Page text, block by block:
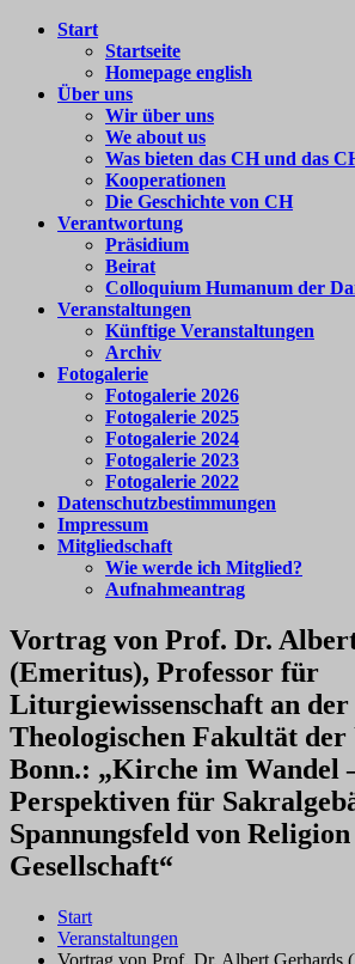
Zum
Colloquium
Humanum
e.V.
internationale
Begegnung
Start
Startseite
Homepage english
Über uns
Wir über uns
We about us
Was bieten das CH und das
Kooperationen
Die Geschichte von CH
Verantwortung
Präsidium
Beirat
Colloquium Humanum der
Veranstaltungen
Künftige Veranstaltungen
Archiv
Fotogalerie
Fotogalerie 2026
Fotogalerie 2025
Fotogalerie 2024
Fotogalerie 2023
Fotogalerie 2022
Datenschutzbestimmungen
Impressum
Mitgliedschaft
Wie werde ich Mitglied?
Aufnahmeantrag
Vortrag von Prof. Dr.
(Emeritus), Professor für
Liturgiewissenschaft an
Theologischen Fakultät
Bonn.: „Kirche im Wandel
Perspektiven für
Spannungsfeld von
Gesellschaft“
Start
Veranstaltungen
Vortrag von Prof. Dr. Albert Gerhards